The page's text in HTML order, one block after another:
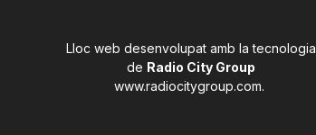
Lloc web desenvolupat amb la tecnologia
de Radio City Group
www.radiocitygroup.com.